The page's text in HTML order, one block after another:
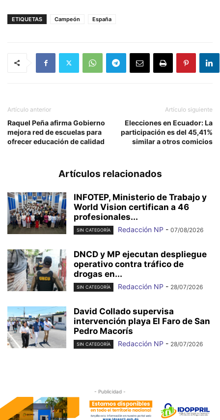
ETIQUETAS Campeón España
Artículo anterior
Raquel Peña afirma Gobierno
mejora red de escuelas para
ofrecer educación de calidad
Artículo siguiente
Elecciones en Ecuador: La
participación es del 45,41%
similar a otros comicios
Artículos relacionados
INFOTEP, Ministerio de Trabajo y
World Vision certifican a 46
profesionales...
SIN CATEGORÍA Redacción NP - 07/08/2026
DNCD y MP ejecutan despliegue
operativo contra tráfico de
drogas en...
SIN CATEGORÍA Redacción NP - 28/07/2026
David Collado supervisa
intervención playa El Faro de San
Pedro Macorís
SIN CATEGORÍA Redacción NP - 28/07/2026
- Publicidad -